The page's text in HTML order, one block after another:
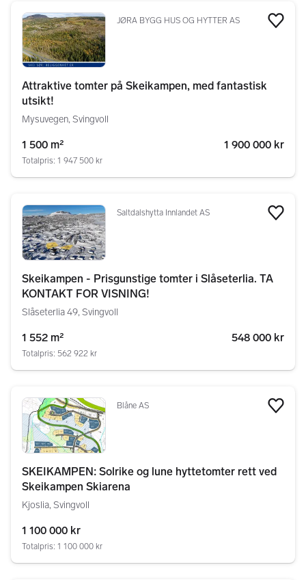
JØRA BYGG HUS OG HYTTER AS
Attraktive tomter på Skeikampen, med fantastisk
utsikt!
Mysuvegen, Svingvoll
1 500 m² 1 900 000 kr
Totalpris: 1 947 500 kr
Saltdalshytta Innlandet AS
Skeikampen - Prisgunstige tomter i Slåseterlia. TA
KONTAKT FOR VISNING!
Slåseterlia 49, Svingvoll
1 552 m² 548 000 kr
Totalpris: 562 922 kr
Blåne AS
SKEIKAMPEN: Solrike og lune hyttetomter rett ved
Skeikampen Skiarena
Kjoslia, Svingvoll
1 100 000 kr
Totalpris: 1 100 000 kr